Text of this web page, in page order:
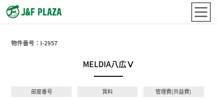
物件番号： I-2957
MELDIA八広Ⅴ
部屋番号 賃料 管理費(共益費)